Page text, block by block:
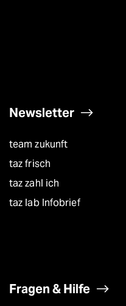
Newsletter
team zukunft
taz frisch
taz zahl ich
taz lab Infobrief
Fragen & Hilfe